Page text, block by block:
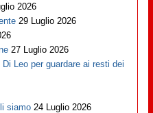
2026
29 Luglio 2026
27 Luglio 2026
Leo per guardare ai resti dei
siamo 24 Luglio 2026